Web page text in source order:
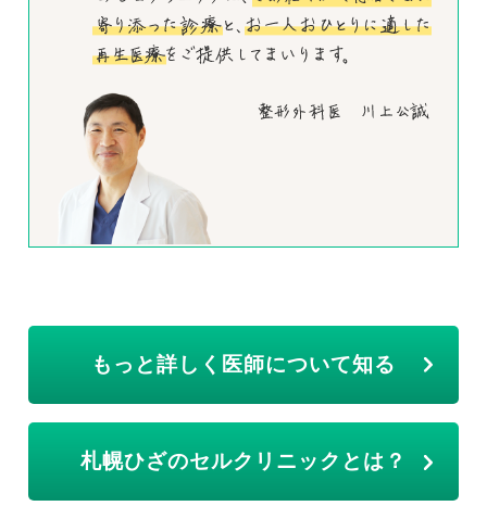
もっと詳しく医師について知る
札幌ひざのセルクリニックとは？